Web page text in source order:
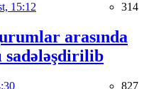
15:12 314
arasında
sadələşdirilib
827